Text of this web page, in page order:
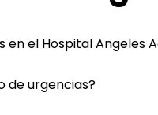
en el Hospital Angeles
de urgencias?